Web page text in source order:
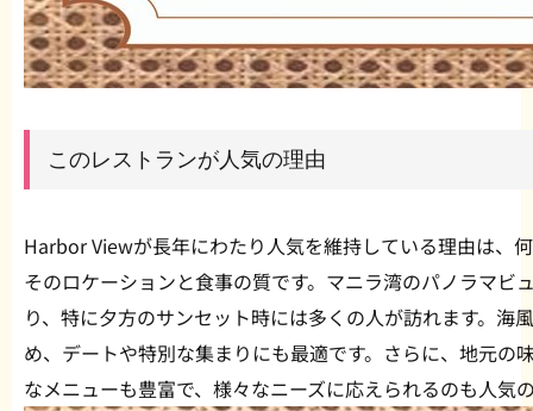
このレストランが人気の理由
Harbor Viewが長年にわたり人気を維持している理由は、
そのロケーションと食事の質です。マニラ湾のパノラマビ
り、特に夕方のサンセット時には多くの人が訪れます。海
め、デートや特別な集まりにも最適です。さらに、地元の
なメニューも豊富で、様々なニーズに応えられるのも人気